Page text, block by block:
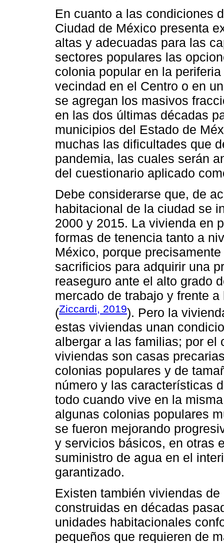
En cuanto a las condiciones
Ciudad de México presenta
altas y adecuadas para las
sectores populares las
colonia popular en la
vecindad en el Centro o en
se agregan los masivos
en las dos últimas décadas
municipios del Estado de
muchas las dificultades que
pandemia, las cuales serán
del cuestionario aplicado
Debe considerarse que, de
habitacional de la ciudad se
2000 y 2015. La vivienda en
formas de tenencia tanto a
México, porque
sacrificios para adquirir una
reaseguro ante el alto grado
mercado de trabajo y frente
(Ziccardi, 2019). Pero la
estas viviendas unan
albergar a las familias; por el
viviendas son casas
colonias populares y de
número y las características
todo cuando vive en la
algunas colonias populares
se fueron mejorando
y servicios básicos, en otras
suministro de agua en el
garantizado.
Existen también viviendas
construidas en décadas
unidades habitacionales
pequeños que requieren de